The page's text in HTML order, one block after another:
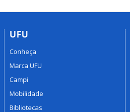
UFU
Conheça
Marca UFU
Campi
Mobilidade
Bibliotecas